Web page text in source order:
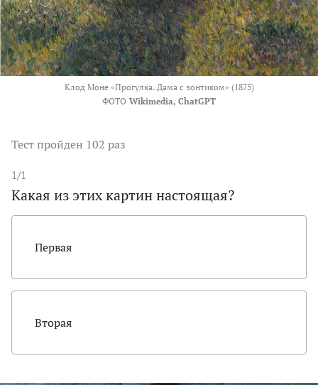
Клод Моне «Прогулка. Дама с зонтиком» (1875)
ФОТО Wikimedia, ChatGPT
Тестпройден 102 раз
1/1
Какая из этих картин настоящая?
Первая
Вторая